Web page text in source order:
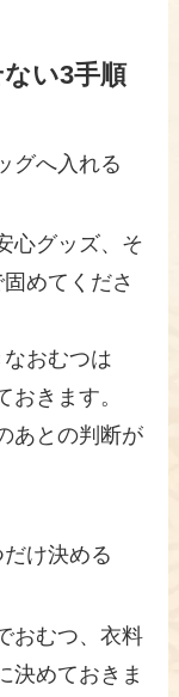
い3手順
グへ入れる
心グッズ、そ
めてくださ
おむつは
おきます。
あとの判断が
け決める
おむつ、衣料
決めておきま